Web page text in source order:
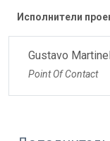
Исполнители
Gustavo
Point Of Contact